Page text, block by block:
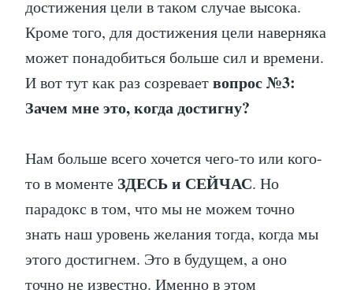
достижения цели в таком случае высока.
Кроме того, для достижения цели наверняка
может понадобиться больше сил и времени.
И вот тут как раз созреваетвопрос №3:
Зачем мне это, когда достигну?
Нам больше всего хочется чего-то или кого-
то в моменте ЗДЕСЬ и СЕЙЧАС. Но
парадокс в том, что мы не можем точно
знать наш уровень желания тогда, когда мы
этого достигнем. Это в будущем, а оно
точно не известно. Именно в этом